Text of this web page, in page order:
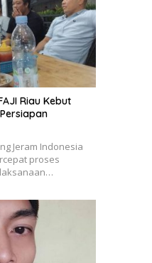
Riau Kebut
Jeram Indonesia
proses